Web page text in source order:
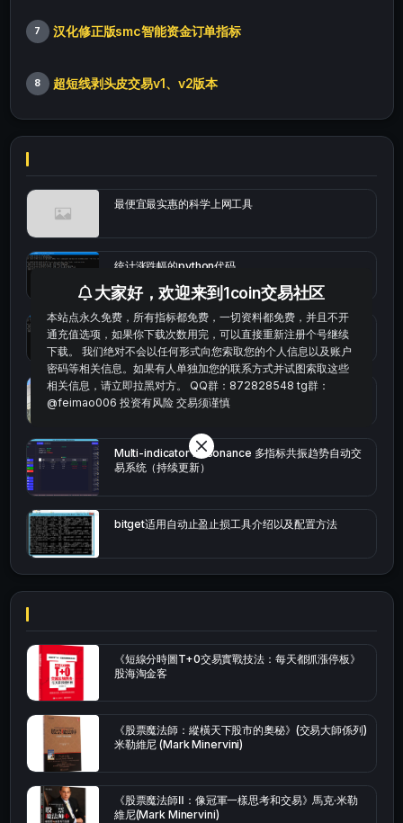
7 汉化修正版smc智能资金订单指标
8 超短线剥头皮交易v1、v2版本
最便宜最实惠的科学上网工具
统计涨跌幅的python代码
okx的短线量化的免费版本
bybit安卓端
Multi-indicator Resonance 多指标共振趋势自动交
易系统（持续更新）
bitget适用自动止盈止损工具介绍以及配置方法
《短線分時圖T+0交易實戰技法：每天都抓漲停板》
股海淘金客
《股票魔法師：縱橫天下股市的奧秘》(交易大師係列)
米勒維尼 (Mark Minervini)
《股票魔法師Ⅱ：像冠軍一樣思考和交易》馬克·米勒
維尼(Mark Minervini)
大家好，欢迎来到1coin交易社区
本站点永久免费，所有指标都免费，一切资料都免费，并且不开
通充值选项，如果你下载次数用完，可以直接重新注册个号继续
下载。 我们绝对不会以任何形式向您索取您的个人信息以及账户
密码等相关信息。如果有人单独加您的联系方式并试图索取这些
相关信息，请立即拉黑对方。 QQ群：872828548 tg群：
@feimao006 投资有风险 交易须谨慎